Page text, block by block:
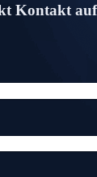
Kontakt